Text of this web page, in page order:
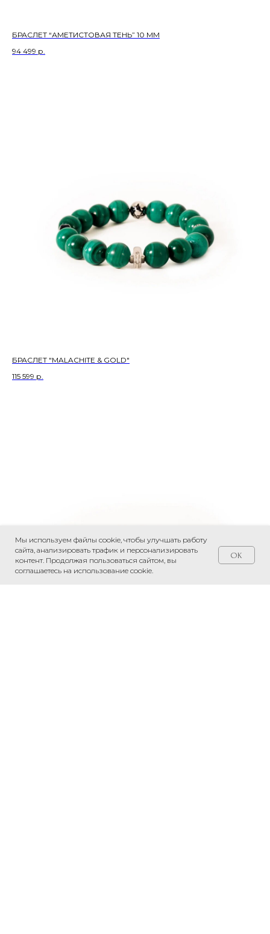
БРАСЛЕТ “АМЕТИСТОВАЯ ТЕНЬ” 10 ММ
94 499 р.
БРАСЛЕТ "MALACHITE & GOLD"
115 599 р.
Мы используем файлы cookie, чтобы улучшать работу
сайта, анализировать трафик и персонализировать
контент. Продолжая пользоваться сайтом, вы
соглашаетесь на использование cookie.
OK